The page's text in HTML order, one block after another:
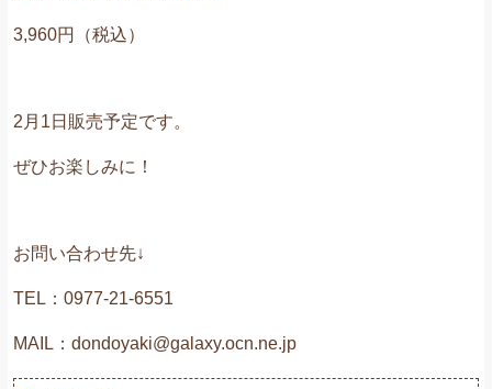
3,960円（税込）
2月1日販売予定です。
ぜひお楽しみに！
お問い合わせ先↓
TEL：0977-21-6551
MAIL：dondoyaki@galaxy.ocn.ne.jp